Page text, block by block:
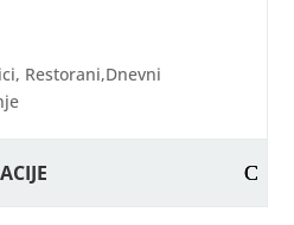
Restorani,dnevni